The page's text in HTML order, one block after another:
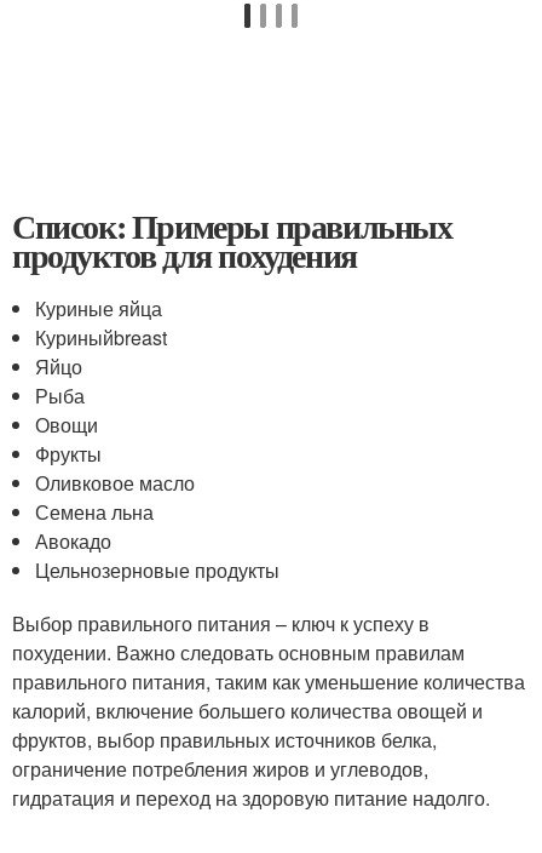
Список: Примеры правильных
продуктов для похудения
Куриные яйца
Куриныйbreast
Яйцо
Рыба
Овощи
Фрукты
Оливковое масло
Семена льна
Авокадо
Цельнозерновые продукты
Выбор правильного питания – ключ к успеху в
похудении. Важно следовать основным правилам
правильного питания, таким как уменьшение количества
калорий, включение большего количества овощей и
фруктов, выбор правильных источников белка,
ограничение потребления жиров и углеводов,
гидратация и переход на здоровую питание надолго.